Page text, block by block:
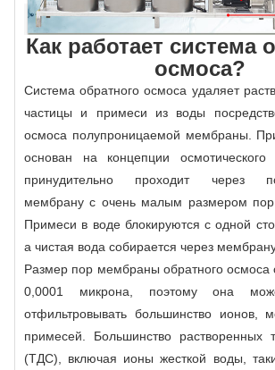
Как работает система
осмоса?
Система обратного осмоса удаляет
частицы и примеси из воды
осмоса полупроницаемой мембраны.
основан на концепции
принудительно проходит через
мембрану с очень малым размером пор
Примеси в воде блокируются с одной
а чистая вода собирается через
Размер пор мембраны обратного осмоса
0,0001 микрона, поэтому она
отфильтровывать большинство ионов,
примесей. Большинство растворенных
(ТДС), включая ионы жесткой воды,